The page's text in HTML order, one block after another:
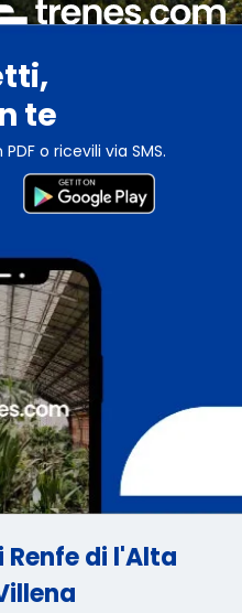
te
o ricevili via SMS.
di l'Alta